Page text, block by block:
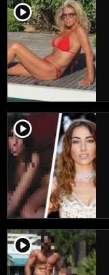
player2
player2
player2